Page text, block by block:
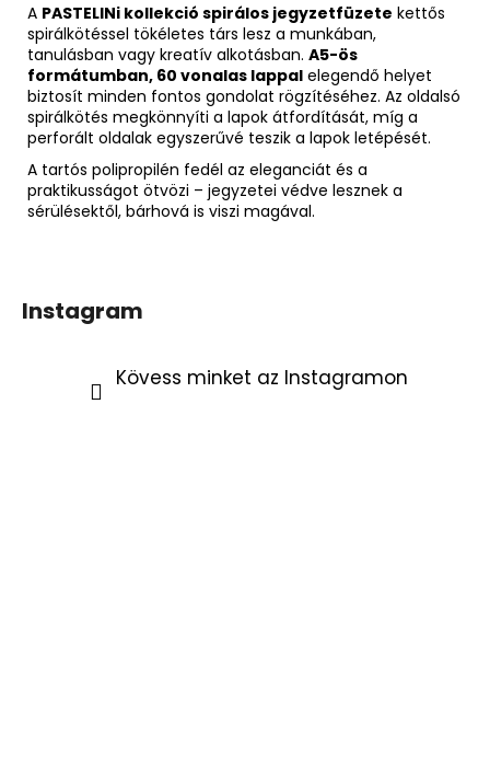
A PASTELINi kollekció spirálos jegyzetfüzete kettős
spirálkötéssel tökéletes társ lesz a munkában,
tanulásban vagy kreatív alkotásban. A5-ös
formátumban, 60 vonalas lappal elegendő helyet
biztosít minden fontos gondolat rögzítéséhez. Az oldalsó
spirálkötés megkönnyíti a lapok átfordítását, míg a
perforált oldalak egyszerűvé teszik a lapok letépését.
A tartós polipropilén fedél az eleganciát és a
praktikusságot ötvözi – jegyzetei védve lesznek a
sérülésektől, bárhová is viszi magával.
Instagram
Kövess minket az Instagramon